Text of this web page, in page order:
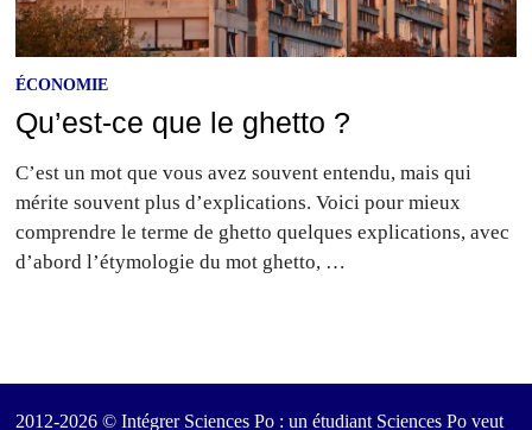
ÉCONOMIE
Qu’est-ce que le ghetto ?
C’est un mot que vous avez souvent entendu, mais qui
mérite souvent plus d’explications. Voici pour mieux
comprendre le terme de ghetto quelques explications, avec
d’abord l’étymologie du mot ghetto, …
2012-2026 © Intégrer Sciences Po : un étudiant Sciences Po veut